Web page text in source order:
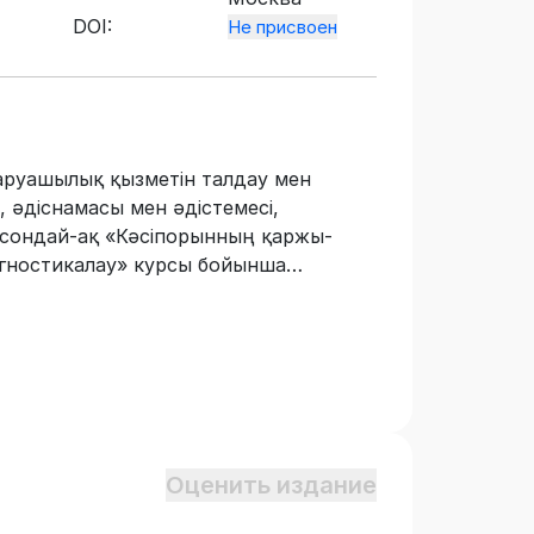
DOI:
Не присвоен
қызметін талдау мен
әдіснамасы мен әдістемесі,
ақ «Кәсіпорынның қаржы-
курсы бойынша
Оценить издание